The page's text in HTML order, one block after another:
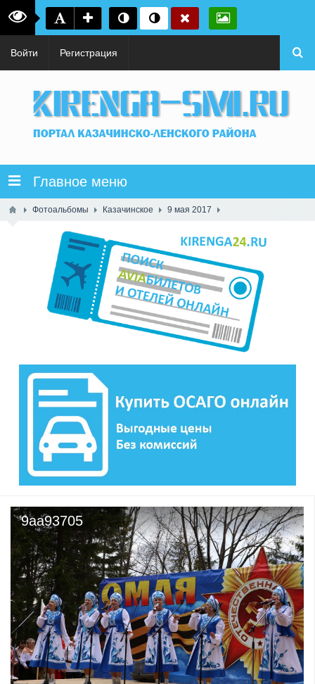
Войти Регистрация
Главное меню
Фотоальбомы Казачинское 9 мая 2017
9aa93705